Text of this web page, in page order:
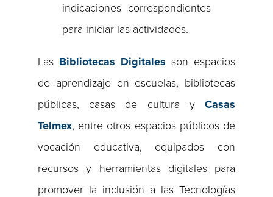
indicaciones correspondientes
para iniciar las actividades.
Las Bibliotecas Digitales son espacios
de aprendizaje en escuelas, bibliotecas
públicas, casas de cultura y Casas
Telmex, entre otros espacios públicos de
vocación educativa, equipados con
recursos y herramientas digitales para
promover la inclusión a las Tecnologías